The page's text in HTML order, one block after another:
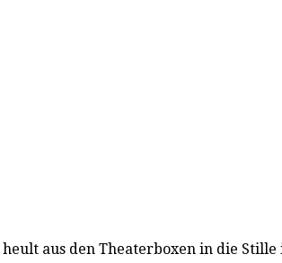
aus den Theaterboxen in die